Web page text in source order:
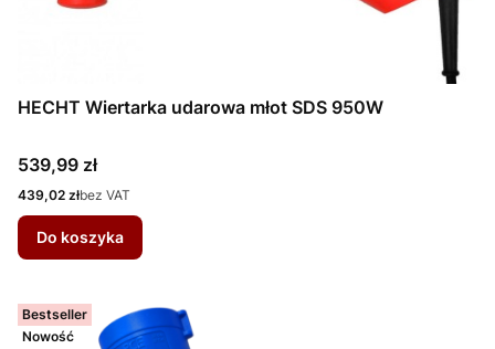
HECHT Wiertarka udarowa młot SDS 950W
Cena
539,99 zł
Cena
439,02 złbez VAT
Do koszyka
Bestseller
Nowość